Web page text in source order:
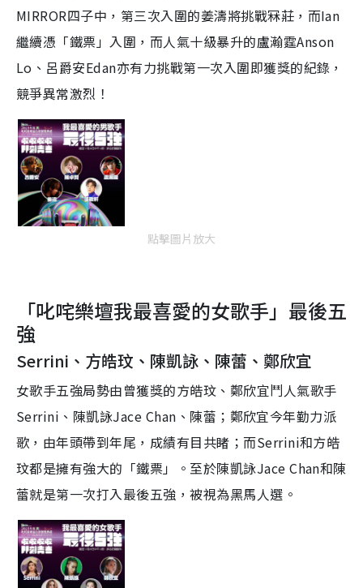
MIRROR四子中，第三次入圍的姜濤將挑戰冧莊，而Ian
繼續憑「鐵票」入圍，而人氣十級暴升的盧瀚霆Anson
Lo、呂爵安Edan亦有力挑戰第一次入圍即獲獎的紀錄，
競爭異常激烈！
點擊圖片放大
「叱咤樂壇我最喜愛的女歌手」最後五
強
Serrini、方皓玟、陳凱詠、陳蕾、鄭欣宜
女歌手五強局勢由曾獲獎的方皓玟、鄭欣宜鬥人氣歌手
Serrini、陳凱詠Jace Chan、陳蕾；鄭欣宜今年勤力派
歌，由年頭帶到年尾，成績有目共睹；而Serrini和方皓
玟都是擁有強大的「鐵票」。至於陳凱詠Jace Chan和陳
蕾就是第一次打入最後五強，被視為黑馬人選。